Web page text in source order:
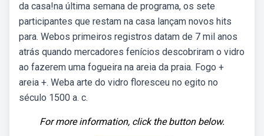
da casa!na última semana de programa, os sete
participantes que restam na casa lançam novos hits
para. Webos primeiros registros datam de 7 mil anos
atrás quando mercadores fenícios descobriram o vidro
ao fazerem uma fogueira na areia da praia. Fogo +
areia +. Weba arte do vidro floresceu no egito no
século 1500 a. c.
For more information, click the button below.